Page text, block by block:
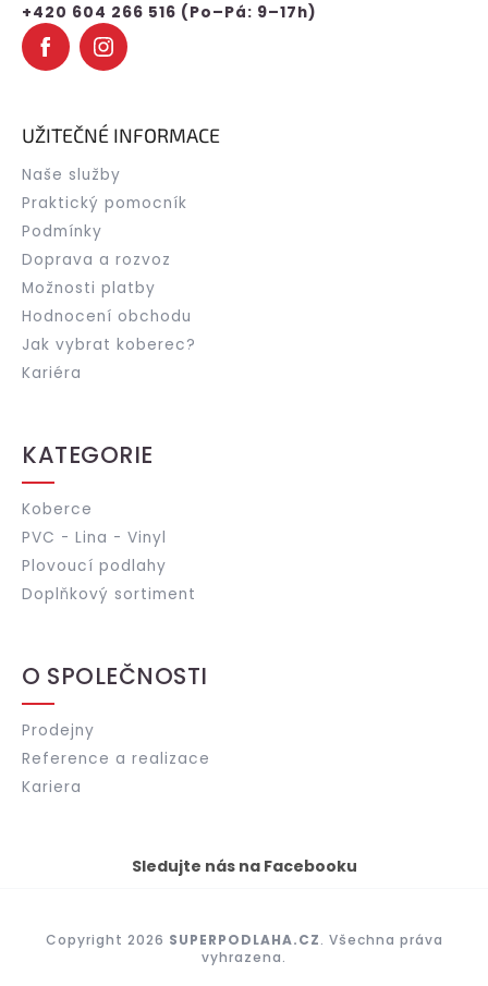
+420 604 266 516 (Po–Pá: 9–17h)
UŽITEČNÉ INFORMACE
Naše služby
Praktický pomocník
Podmínky
Doprava a rozvoz
Možnosti platby
Hodnocení obchodu
Jak vybrat koberec?
Kariéra
KATEGORIE
Koberce
PVC - Lina - Vinyl
Plovoucí podlahy
Doplňkový sortiment
O SPOLEČNOSTI
Prodejny
Reference a realizace
Kariera
Sledujte nás na Facebooku
Copyright 2026 SUPERPODLAHA.CZ. Všechna práva
vyhrazena.